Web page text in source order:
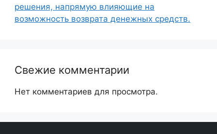
решения, напрямую влияющие на
возможность возврата денежных средств.
Свежие комментарии
Нет комментариев для просмотра.